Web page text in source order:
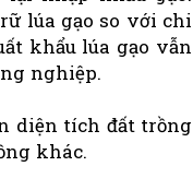
lúa gạo so với chi
khẩu lúa gạo vẫn
nghiệp.
diện tích đất trồng
khác.